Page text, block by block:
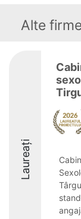
Alte
Laureați